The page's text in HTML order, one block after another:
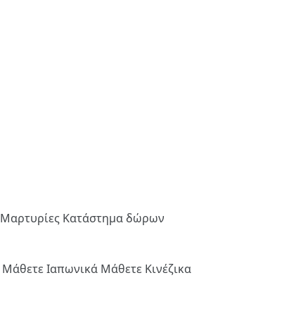
Μαρτυρίες Κατάστημα δώρων
Μάθετε Ιαπωνικά Μάθετε Κινέζικα